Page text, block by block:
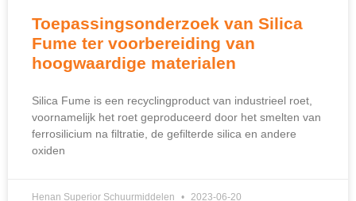
Toepassingsonderzoek van Silica
Fume ter voorbereiding van
hoogwaardige materialen
Silica Fume is een recyclingproduct van industrieel roet,
voornamelijk het roet geproduceerd door het smelten van
ferrosilicium na filtratie, de gefilterde silica en andere
oxiden
Henan Superior Schuurmiddelen 2023-06-20